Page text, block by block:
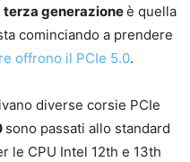
terza generazioneè quella
cominciando a prendere
offrono il PCIe 5.0.
diverse corsie PCIe
sono passati allo standard
le CPU Intel 12th e 13th